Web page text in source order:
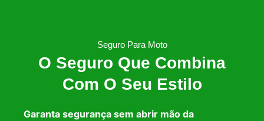
Seguro Para Moto
O Seguro Que Combina
Com O Seu Estilo
Garanta segurança sem abrir mão da